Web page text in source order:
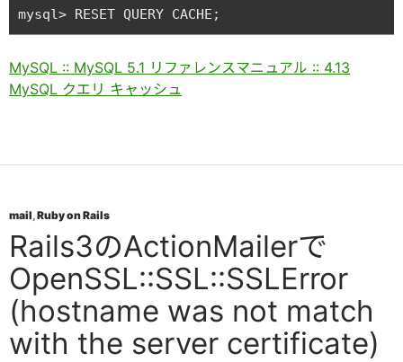
MySQL :: MySQL 5.1 リファレンスマニュアル :: 4.13
MySQL クエリ キャッシュ
mail,Ruby on Rails
Rails3のActionMailerで
OpenSSL::SSL::SSLError
(hostname was not match
with the server certificate)